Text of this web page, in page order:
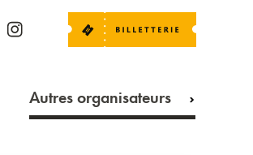
Autres organisateurs